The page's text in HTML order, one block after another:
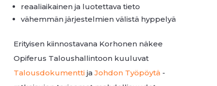
reaaliaikainen ja luotettava tieto
vähemmän järjestelmien välistä hyppelyä
Erityisen kiinnostavana Korhonen näkee
Opiferus Taloushallintoon kuuluvat
Talousdokumentti jaJohdon Työpöytä -